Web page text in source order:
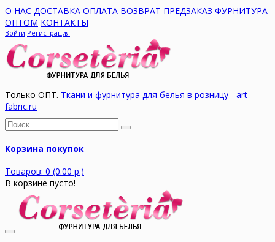
О НАС ДОСТАВКА ОПЛАТА ВОЗВРАТ ПРЕДЗАКАЗ ФУРНИТУРА
ОПТОМ КОНТАКТЫ
Войти Регистрация
Только ОПТ. Ткани и фурнитура для белья в розницу - art-
fabric.ru
Корзина покупок
Товаров: 0 (0.00 р.)
В корзине пусто!